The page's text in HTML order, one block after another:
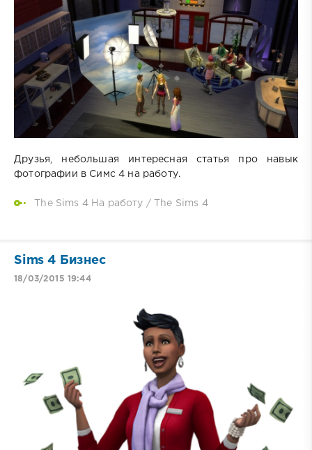
Друзья, небольшая интересная статья про навык
фотографии в Симс 4 на работу.
The Sims 4 На работу / The Sims 4
Sims 4 Бизнес
18/03/2015 19:44